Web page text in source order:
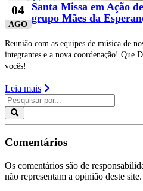
04
AGO
Santa Missa em Ação
grupo Mães da
Reunião com as equipes de música de
integrantes e a nova coordenação! Que
vocês!
Leia mais
Comentários
Os comentários são de
não representam a opinião deste site.